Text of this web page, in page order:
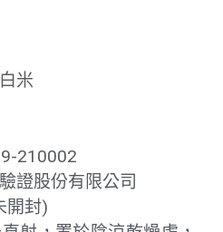
米
210002
證股份有限公司
開封)